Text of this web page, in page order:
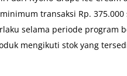
transaksi Rp.
selama periode program
mengikuti stok yang